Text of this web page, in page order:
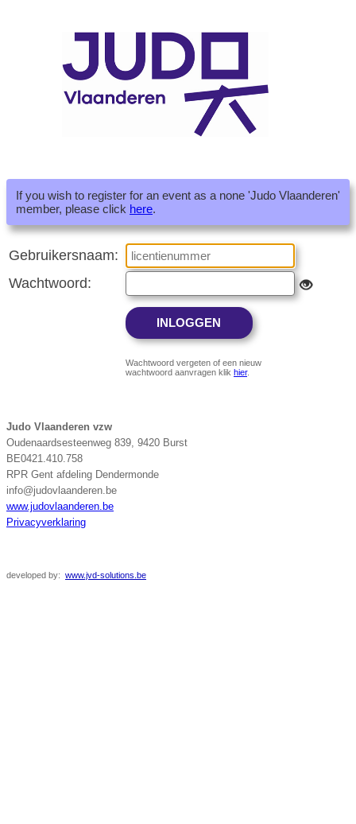
If you wish to register for an event as a none 'Judo Vlaanderen'
member, please click here.
Gebruikersnaam:
Wachtwoord:
Wachtwoord vergeten of een nieuw
wachtwoord aanvragen klik hier.
Judo Vlaanderen vzw
Oudenaardsesteenweg 839, 9420 Burst
BE0421.410.758
RPR Gent afdeling Dendermonde
info@judovlaanderen.be
www.judovlaanderen.be
Privacyverklaring
developed by: www.jvd-solutions.be